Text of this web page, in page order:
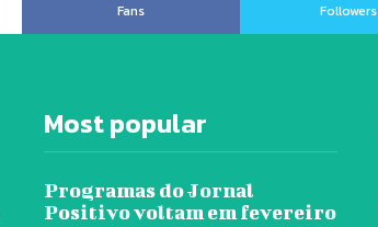
Fans
Followers
Most popular
Programas do Jornal
Positivo voltam em fevereiro